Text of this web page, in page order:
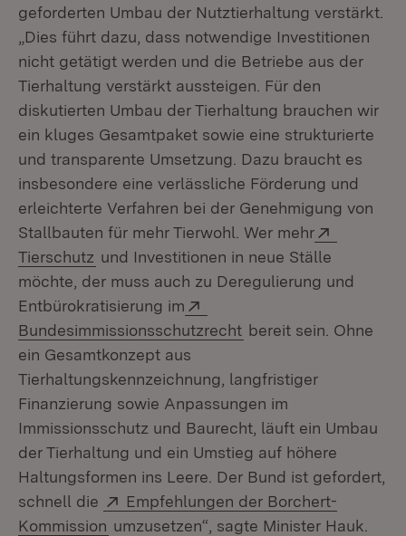
geforderten Umbau der Nutztierhaltung verstärkt.
„Dies führt dazu, dass notwendige Investitionen
nicht getätigt werden und die Betriebe aus der
Tierhaltung verstärkt aussteigen. Für den
diskutierten Umbau der Tierhaltung brauchen wir
ein kluges Gesamtpaket sowie eine strukturierte
und transparente Umsetzung. Dazu braucht es
insbesondere eine verlässliche Förderung und
erleichterte Verfahren bei der Genehmigung von
Stallbauten für mehr Tierwohl. Wer mehr
Tierschutz (Öffnet in neuem Fenster)
und Investitionen in neue Ställe
möchte, der muss auch zu Deregulierung und
Entbürokratisierung im
Bundesimmissionsschutzrecht (Öffnet in neuem
bereit sein. Ohne
ein Gesamtkonzept aus
Tierhaltungskennzeichnung, langfristiger
Finanzierung sowie Anpassungen im
Immissionsschutz und Baurecht, läuft ein Umbau
der Tierhaltung und ein Umstieg auf höhere
Haltungsformen ins Leere. Der Bund ist gefordert,
schnell die
Extern:
Empfehlungen der Borchert-
Kommission (Öffnet in neuem Fenster)
umzusetzen“, sagte Minister Hauk.